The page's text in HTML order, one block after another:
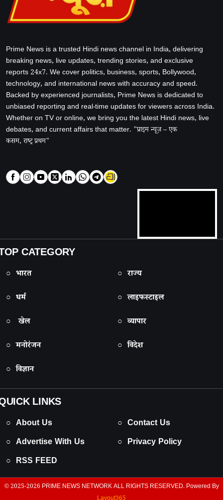
Prime News is a trusted Hindi news channel in India, delivering
breaking news, live updates, trending stories, and exclusive
reports 24x7. We cover politics, business, sports, Bollywood,
technology, and international news with accuracy and speed.
Backed by experienced journalists, Prime News is dedicated to
unbiased reporting and real-time updates for viewers across India.
Whether on TV or online, we bring you the latest Hindi news, live
debates, and current affairs that matter. "प्राइम न्यूज़ – एक
कसम, राष्ट्र प्रथम"
CATEGORY
○ भारत
○ राज्य
○ धर्म
○ लाइफस्टाइल
○ खेल
○ व्यापार
○ मनोरंजन
○ विदेश
○ विज्ञान
LINKS
○ About Us
○ Contact Us
○ Advertise With Us
○ Privacy Policy
○ RSS FEED
© 2025-2026 PRIME NEWS NETWORKALL RIGHTS RESERVED. Powered By